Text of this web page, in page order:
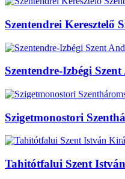
Szentendrei Keresztelő
Szentendre-Izbégi
Szigetmonostori
Tahitótfalui Szent